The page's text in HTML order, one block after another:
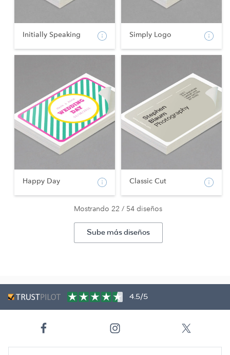
Initially Speaking Simply Logo
Happy Day Classic Cut
Mostrando 22 / 54 diseños
Sube más diseños
4.5/5